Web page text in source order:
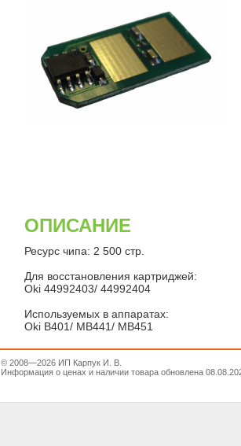
ОПИСАНИЕ
Ресурс чипа: 2 500 стр.
Для восстановления картриджей:
Oki 44992403/ 44992404
Используемых в аппаратах:
Oki B401/ MB441/ MB451
© 2008—2026 ИП Карпук И. В.
Информация о ценах и наличии товара обновлена